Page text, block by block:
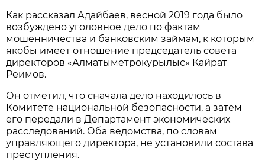
Как рассказал Адайбаев, весной 2019 года было
возбуждено уголовное дело по фактам
мошенничества и банковским займам, к которым
якобы имеет отношение председатель совета
директоров «Алматыметрокурылыс» Кайрат
Реимов.
Он отметил, что сначала дело находилось в
Комитете национальной безопасности, а затем
его передали в Департамент экономических
расследований. Оба ведомства, по словам
управляющего директора, не установили состава
преступления.